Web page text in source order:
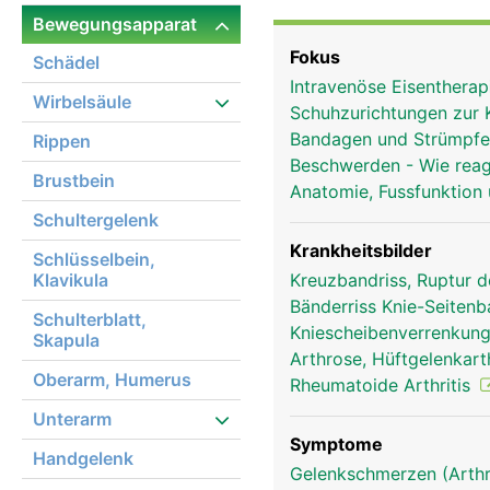
Bewegungsapparat
Schädel
Wirbelsäule
Rippen
Brustbein
Schultergelenk
Schlüsselbein,
Klavikula
Schulterblatt,
Skapula
Oberarm, Humerus
Unterarm
Handgelenk
Oberschenkel und
dem Oberschenkel.
Bewegung eher eine
Oberschenkel und
aufeinander reiben,
Zusätzlich besitzt das
denen der
das Kniegelenk
sich dabei
Bänder in Position
Fokus
Intravenöse
Schuhzurichtungen zur
Bandagen und Strümpfe
Beschwerden - Wie
Anatomie, Fussfunktion
Krankheitsbilder
Kreuzbandriss, Ruptur
Bänderriss Knie-
Arthrose,
Rheumatoide Arthritis
Symptome
Gelenkschmerzen